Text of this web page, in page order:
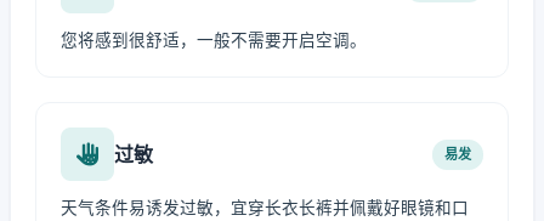
您将感到很舒适，一般不需要开启空调。
过敏 易发
天气条件易诱发过敏，宜穿长衣长裤并佩戴好眼镜和口